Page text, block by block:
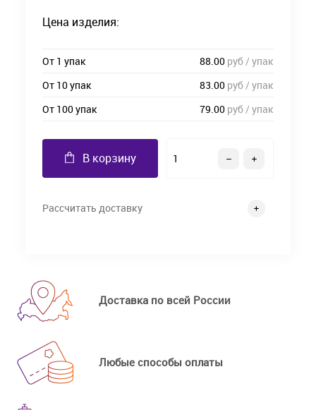
Цена изделия:
От 1 упак 88.00 руб / упак
От 10 упак
83.00 руб / упак
От 100 упак
79.00 руб / упак
В корзину
Рассчитать доставку
Доставка по всей России
Любые способы оплаты